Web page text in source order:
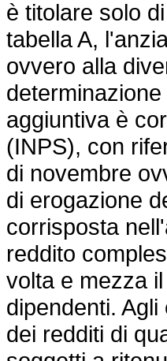
è titolare solo
tabella A,
ovvero alla
aggiuntiva è
(INPS), con
di novembre
di erogazione
corrisposta
reddito
volta e mezza
dipendenti.
dei redditi di